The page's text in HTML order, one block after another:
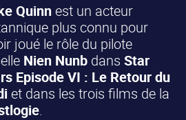
Quinnest un acteur
plus connu pour
joué le rôle du pilote
Nien Nunb dansStar
Episode VI : Le Retour du
et dans les trois films de la
.